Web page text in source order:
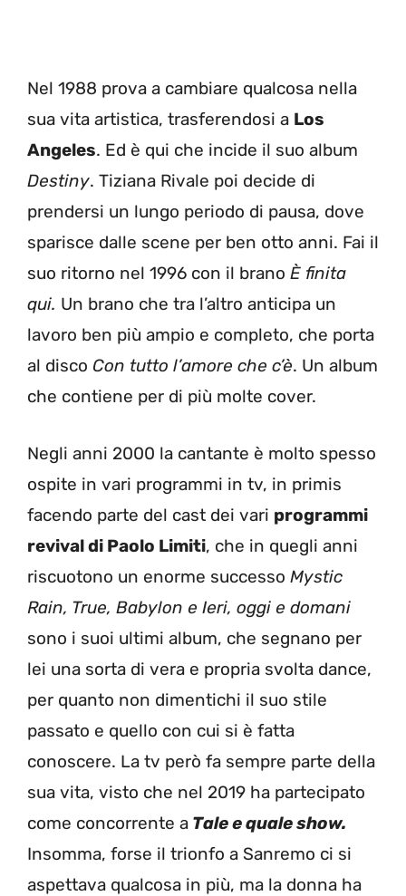
Nel 1988 prova a cambiare qualcosa nella
sua vita artistica, trasferendosi a Los
Angeles. Ed è qui che incide il suo album
Destiny. Tiziana Rivale poi decide di
prendersi un lungo periodo di pausa, dove
sparisce dalle scene per ben otto anni. Fai il
suo ritorno nel 1996 con il brano È finita
qui. Un brano che tra l’altro anticipa un
lavoro ben più ampio e completo, che porta
al disco Con tutto l’amore che c’è. Un album
che contiene per di più molte cover.
Negli anni 2000 la cantante è molto spesso
ospite in vari programmi in tv, in primis
facendo parte del cast dei vari programmi
revival di Paolo Limiti, che in quegli anni
riscuotono un enorme successo Mystic
Rain, True, Babylon e Ieri, oggi e domani
sono i suoi ultimi album, che segnano per
lei una sorta di vera e propria svolta dance,
per quanto non dimentichi il suo stile
passato e quello con cui si è fatta
conoscere. La tv però fa sempre parte della
sua vita, visto che nel 2019 ha partecipato
come concorrente a Tale e quale show.
Insomma, forse il trionfo a Sanremo ci si
aspettava qualcosa in più, ma la donna ha